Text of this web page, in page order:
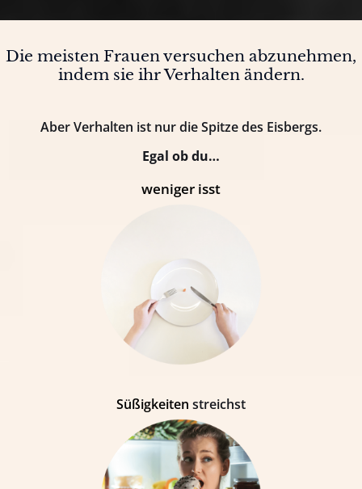
Die meisten Frauen versuchen abzunehmen,
indem sie ihr Verhalten ändern.
Aber Verhalten ist nur die Spitze des Eisbergs.
Egal ob du…
weniger isst
Süßigkeiten streichst